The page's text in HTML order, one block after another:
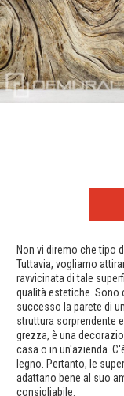
Non vi diremo che tipo
Tuttavia, vogliamo
ravvicinata di tale
qualità estetiche.
successo la parete di
struttura sorprendente
grezza, è una
casa o in un'azienda.
legno. Pertanto, le
adattano bene al suo
consigliabile.